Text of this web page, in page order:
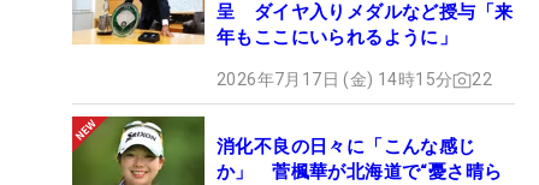
呈 ダイヤ入りメダルなど授与「来
年もここにいられるように」
2026年7月17日 (金) 14時15分 22
消化不良の日々に「こんな感じ
か」 菅楓華が北海道で“憂さ晴ら